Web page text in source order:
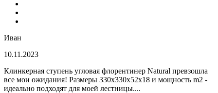
Иван
10.11.2023
Клинкерная ступень угловая флорентинер Natural превзошла
все мои ожидания! Размеры 330х330х52х18 и мощность m2 -
идеально подходят для моей лестницы....